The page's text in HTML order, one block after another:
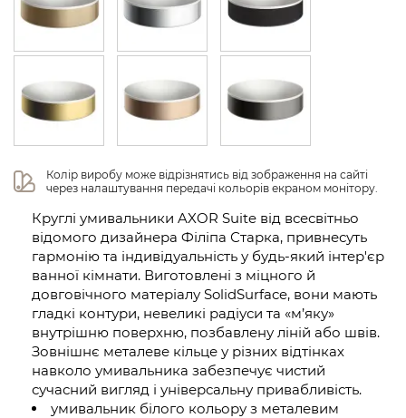
Колір виробу може відрізнятись від зображення на сайті
через налаштування передачі кольорів екраном монітору.
Круглі умивальники AXOR Suite від всесвітньо
відомого дизайнера Філіпа Старка, привнесуть
гармонію та індивідуальність у будь-який інтер'єр
ванної кімнати. Виготовлені з міцного й
довговічного матеріалу SolidSurface, вони мають
гладкі контури, невеликі радіуси та «м’яку»
внутрішню поверхню, позбавлену ліній або швів.
Зовнішнє металеве кільце у різних відтінках
навколо умивальника забезпечує чистий
сучасний вигляд і універсальну привабливість.
умивальник білого кольору з металевим